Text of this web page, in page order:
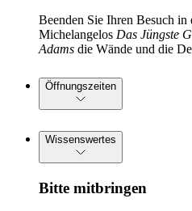
Beenden Sie Ihren Besuch
Michelangelos Das Jüngste
Adams die Wände und die
Öffnungszeiten
Wissenswertes
Bitte mitbringen